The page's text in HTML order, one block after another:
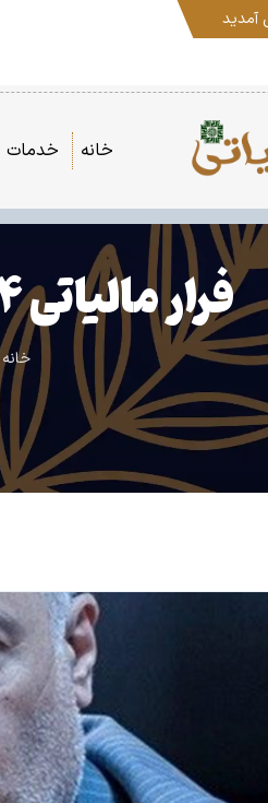
خانه خدمات
فرار مالیاتی ۱۴ هزار میلیارد تومان کاهش یافت
خانه